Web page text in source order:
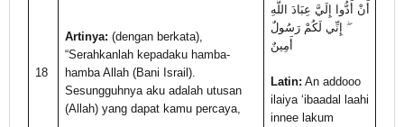
18
Artinya: (dengan berkata),
“Serahkanlah kepadaku hamba-
hamba Allah (Bani Israil).
Sesungguhnya aku adalah utusan
(Allah) yang dapat kamu percaya,
أَنْ أَدُّوا إِلَيَّ عِبَادَ اللَّهِ
ۖ إِنِّي لَكُمْ رَسُولٌ
أَمِينٌ
Latin: An addooo
ilaiya ‘ibaadal laahi
innee lakum